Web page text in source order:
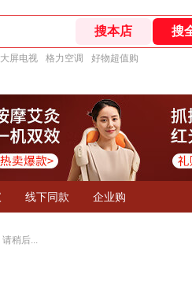
大屏电视 格力空调 好物超值购
线下同款 企业购
稍后...